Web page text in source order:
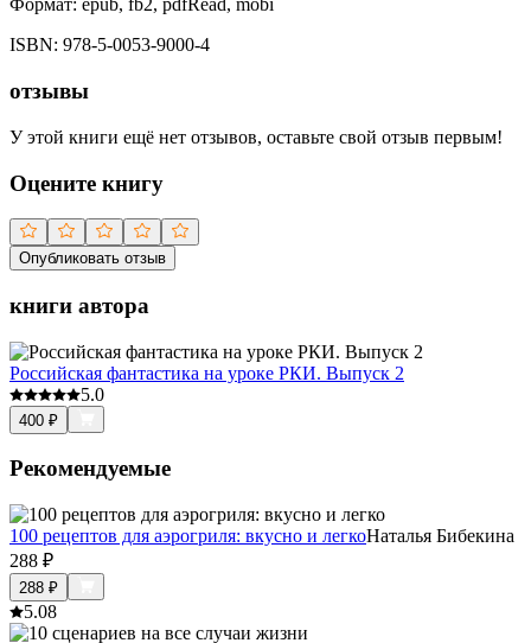
Формат: epub, fb2, pdfRead, mobi
ISBN: 978-5-0053-9000-4
отзывы
У этой книги ещё нет отзывов, оставьте свой отзыв первым!
Оцените книгу
Опубликовать отзыв
книги автора
Российская фантастика на уроке РКИ. Выпуск 2
5.0
400 ₽
Рекомендуемые
100 рецептов для аэрогриля: вкусно и легкоНаталья Бибекина
288 ₽
288 ₽
5.08